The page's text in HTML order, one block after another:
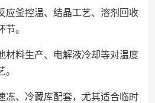
应釜控温、结晶工艺、溶剂回收
。
材料生产、电解液冷却等对温度
冻、冷藏库配套，尤其适合临时